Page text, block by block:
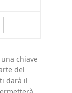
chiave
del
darà il